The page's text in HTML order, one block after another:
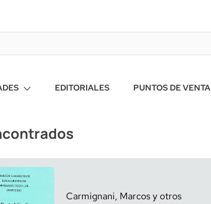
EDITORIALES PUNTOS DE VENTA
Carmignani, Marcos y otros